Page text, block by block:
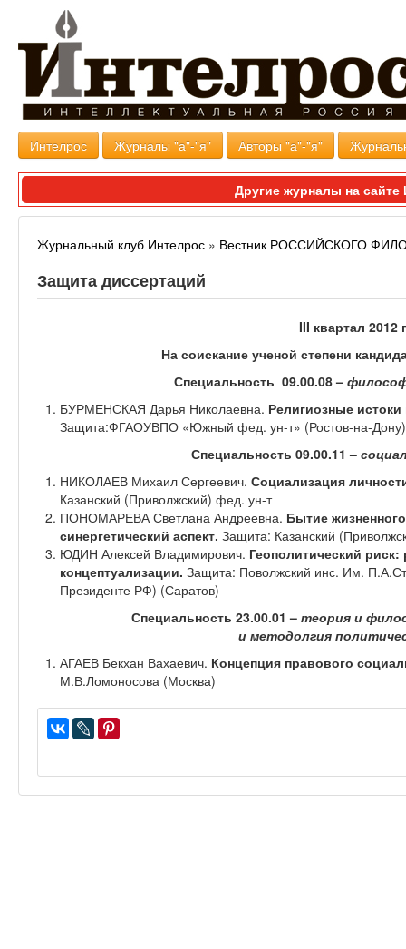
Интелрос Журналы "а"-"я" Авторы "а"-"я"
Другие журналы на
Журнальный клуб Интелрос » Вестник РОССИЙСКОГО
Защита диссертаций
III квартал 2012
На соискание ученой степени
Специальность 09.00.08 –
БУРМЕНСКАЯ Дарья Николаевна. Религиозные
Защита:ФГАОУВПО «Южный фед. ун-т» (Ростов-на-Дону)
Специальность 09.00.11 –
НИКОЛАЕВ Михаил Сергеевич. Социализация
Казанский (Приволжский) фед. ун-т
ПОНОМАРЕВА Светлана Андреевна. Бытие
синергетический аспект. Защита: Казанский
ЮДИН Алексей Владимирович. Геополитический
концептуализации. Защита: Поволжский инс. Им.
Президенте РФ) (Саратов)
Специальность 23.00.01 – теория и
и методолгия
АГАЕВ Бекхан Вахаевич. Концепция правового
М.В.Ломоносова (Москва)